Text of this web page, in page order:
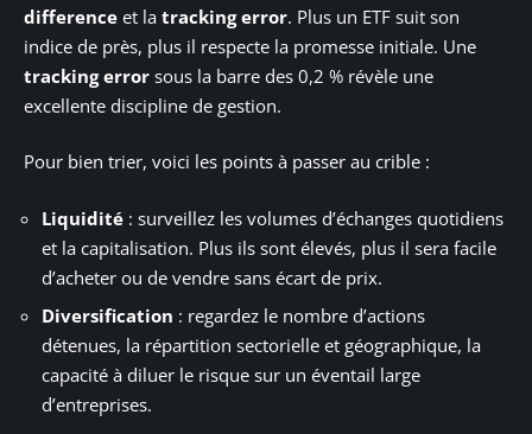
difference et la tracking error. Plus un ETF suit son
indice de près, plus il respecte la promesse initiale. Une
tracking error sous la barre des 0,2 % révèle une
excellente discipline de gestion.
Pour bien trier, voici les points à passer au crible :
Liquidité : surveillez les volumes d’échanges quotidiens
et la capitalisation. Plus ils sont élevés, plus il sera facile
d’acheter ou de vendre sans écart de prix.
Diversification : regardez le nombre d’actions
détenues, la répartition sectorielle et géographique, la
capacité à diluer le risque sur un éventail large
d’entreprises.